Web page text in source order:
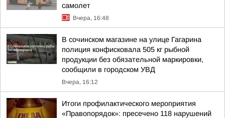
самолет
Вчера, 16:48
В сочинском магазине на улице Гагарина
полиция конфисковала 505 кг рыбной
продукции без обязательной маркировки,
сообщили в городском УВД
Вчера, 16:12
Итоги профилактического мероприятия
«Правопорядок»: пресечено 118 нарушений